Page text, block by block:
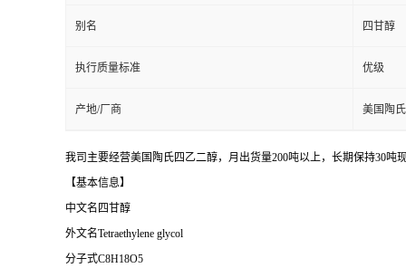
别名 四甘醇
执行质量标准 优级
产地/厂商 美国陶氏
我司主要经营美国陶氏四乙二醇，月出货量200吨以上，长期保持30吨
【基本信息】
中文名四甘醇
外文名Tetraethylene glycol
分子式C8H18O5